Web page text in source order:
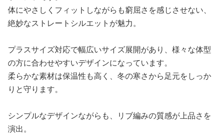
体にやさしくフィットしながらも窮屈さを感じさせない、
絶妙なストレートシルエットが魅力。
プラスサイズ対応で幅広いサイズ展開があり、様々な体型
の方に合わせやすいデザインになっています。
柔らかな素材は保温性も高く、冬の寒さから足元をしっか
りと守ります。
シンプルなデザインながらも、リブ編みの質感が上品さを
演出。